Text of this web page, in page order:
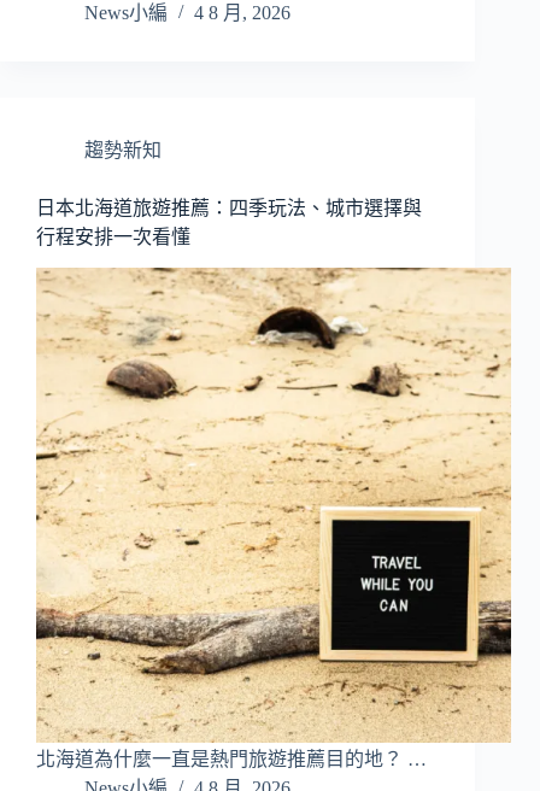
News小編
4 8 月, 2026
趨勢新知
日本北海道旅遊推薦：四季玩法、城市選擇與
行程安排一次看懂
北海道為什麼一直是熱門旅遊推薦目的地？ …